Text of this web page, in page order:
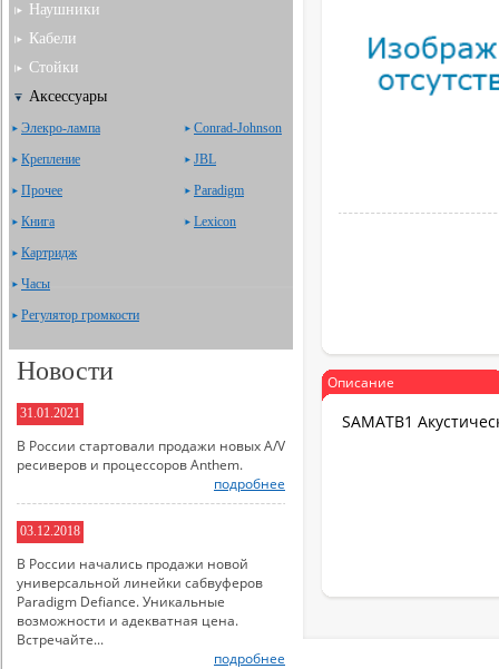
Описание
SAMATB1
Наушники
Кабели
Стойки
Аксессуары
Элекро-лампа
Крепление
Прочее
Книга
Картридж
Часы
Регулятор громкости
Сonrad-Johnson
JBL
Paradigm
Lexicon
Новости
31.01.2021
В России стартовали продажи новых A/V
ресиверов и процессоров Anthem.
подробнее
03.12.2018
В России начались продажи новой
универсальной линейки сабвуферов
Paradigm Defiance. Уникальные
возможности и адекватная цена.
Встречайте...
подробнее